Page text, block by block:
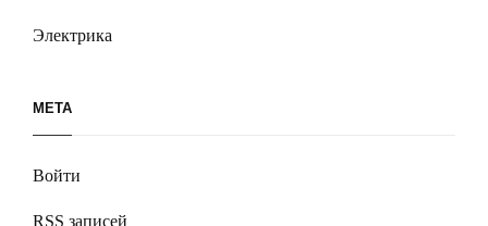
Электрика
МЕТА
Войти
RSS записей